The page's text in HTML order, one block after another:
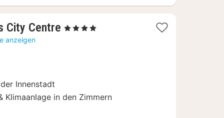
City Centre 1
, 4 Sterne
anzeigen
Innenstadt
Klimaanlage in den Zimmern